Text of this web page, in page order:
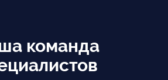
команда